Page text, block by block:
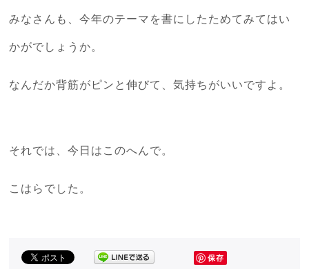
みなさんも、今年のテーマを書にしたためてみてはい
かがでしょうか。
なんだか背筋がピンと伸びて、気持ちがいいですよ。
それでは、今日はこのへんで。
こはらでした。
保存